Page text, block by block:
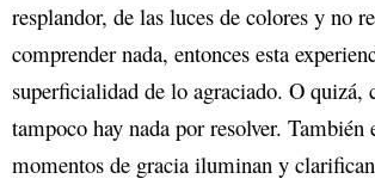
resplandor, de las luces de colores y no
comprender nada, entonces esta
superficialidad de lo agraciado. O quizá,
tampoco hay nada por resolver. También
momentos de gracia iluminan y